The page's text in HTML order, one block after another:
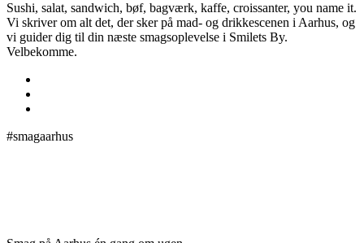
Sushi, salat, sandwich, bøf, bagværk, kaffe, croissanter, you name it.
Vi skriver om alt det, der sker på mad- og drikkescenen i Aarhus, og
vi guider dig til din næste smagsoplevelse i Smilets By.
Velbekomme.
#smagaarhus